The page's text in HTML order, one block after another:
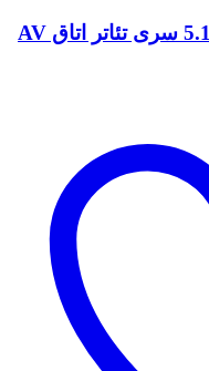
دستگاه صوتی و تصویری 5.1.2 سری تئاتر اتاق AV